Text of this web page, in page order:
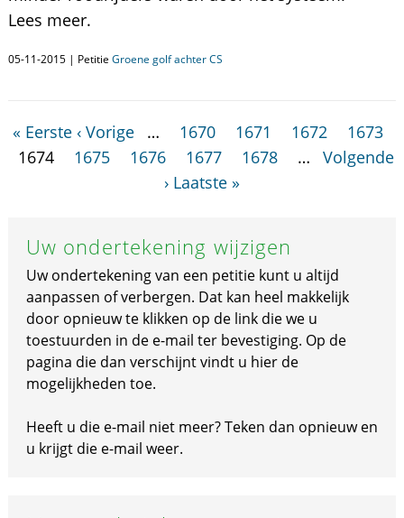
Lees meer.
05-11-2015 | Petitie Groene golf achter CS
« Eerste ‹ Vorige … 1670 1671 1672
1673
1674
1675 1676 1677 1678 …
Volgende
› Laatste »
Uw ondertekening wijzigen
Uw ondertekening van een petitie kunt u altijd
aanpassen of verbergen. Dat kan heel makkelijk
door opnieuw te klikken op de link die we u
toestuurden in de e-mail ter bevestiging. Op de
pagina die dan verschijnt vindt u hier de
mogelijkheden toe.
Heeft u die e-mail niet meer? Teken dan opnieuw en
u krijgt die e-mail weer.